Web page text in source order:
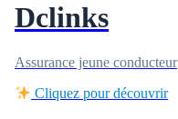
Dclinks
Assurance jeune conducteur
Cliquez pour découvrir